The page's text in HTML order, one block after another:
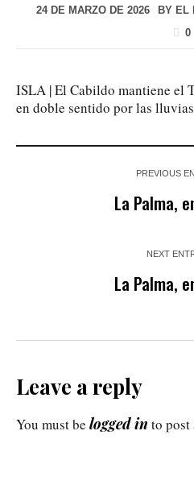
24 DE MARZO DE 2026 BY EL
0
ISLA | El Cabildo mantiene el
en doble sentido por las
PREVIOUS
La Palma,
NEXT
La Palma,
Leave a reply
You must be logged in to post